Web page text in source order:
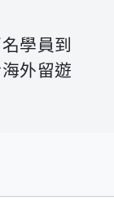
學員到
外留遊